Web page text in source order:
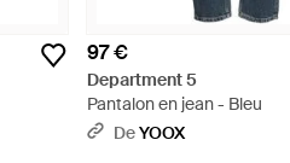
97 €
Department 5
Pantalon en jean - Bleu
DeYOOX